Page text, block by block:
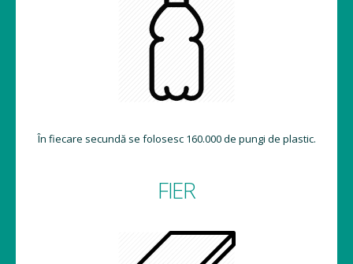
În fiecare secundă se folosesc 160.000 de pungi de plastic.
FIER